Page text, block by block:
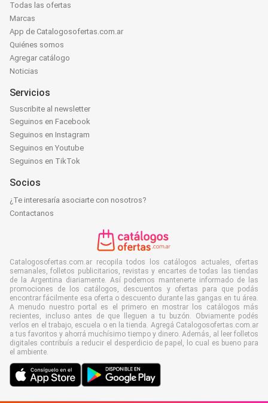
Todas las ofertas
Marcas
App de Catalogosofertas.com.ar
Quiénes somos
Agregar catálogo
Noticias
Servicios
Suscribite al newsletter
Seguinos en Facebook
Seguinos en Instagram
Seguinos en Youtube
Seguinos en TikTok
Socios
¿Te interesaría asociarte con nosotros?
Contactanos
Catalogosofertas.com.ar recopila todos los catálogos actuales, ofertas
semanales, folletos publicitarios, revistas y encartes de todas las tiendas
de la Argentina diariamente. Así podemos mantenerte informado de las
promociones de los catálogos, descuentos y ofertas para que podás
encontrar fácilmente esa oferta o descuento durante las gangas en tu área.
A menudo nuestro portal es el primero en mostrar los catálogos más
recientes, incluso antes de que lleguen a tu buzón. Obviamente podés
verlos en el trabajo, escuela o en la tienda. Agregá Catalogosofertas.com.ar
a tus favoritos y ahorrá muchísimo tiempo y dinero. Además, al leer folletos
digitales contribuís a reducir el desperdicio de papel, lo cual es bueno para
el ambiente.